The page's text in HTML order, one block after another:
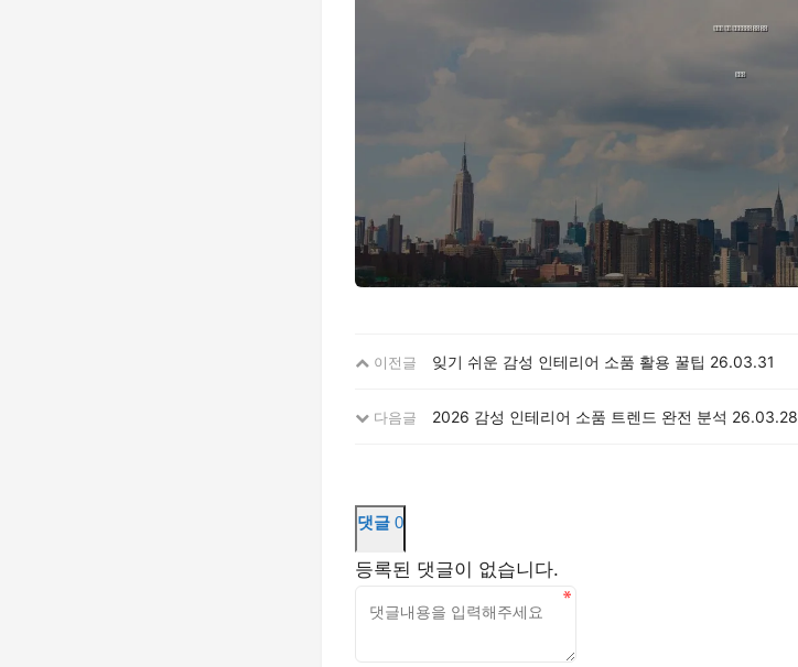
이전글 잊기 쉬운 감성 인테리어 소품 활용 꿀팁 26.03.31
다음글 2026 감성 인테리어 소품 트렌드 완전 분석 26.03.28
댓글 0
등록된 댓글이 없습니다.